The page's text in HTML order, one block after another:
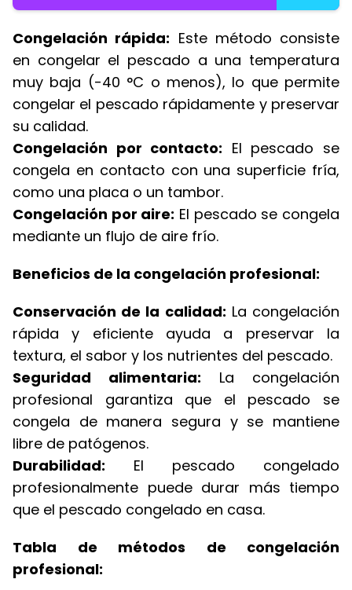
Congelación rápida: Este método consiste
en congelar el pescado a una temperatura
muy baja (-40 °C o menos), lo que permite
congelar el pescado rápidamente y preservar
su calidad.
Congelación por contacto: El pescado se
congela en contacto con una superficie fría,
como una placa o un tambor.
Congelación por aire: El pescado se congela
mediante un flujo de aire frío.
Beneficios de la congelación profesional:
Conservación de la calidad: La congelación
rápida y eficiente ayuda a preservar la
textura, el sabor y los nutrientes del pescado.
Seguridad alimentaria: La congelación
profesional garantiza que el pescado se
congela de manera segura y se mantiene
libre de patógenos.
Durabilidad: El pescado congelado
profesionalmente puede durar más tiempo
que el pescado congelado en casa.
Tabla de métodos de congelación
profesional: